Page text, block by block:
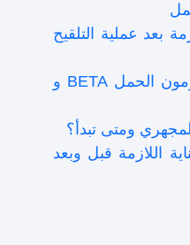
بعد عملية التلقیح
تحليل الحمل بالدم: فهم هرمون الحمل BETA و
ومتى تبدأ؟
اللازمة قبل وبعد